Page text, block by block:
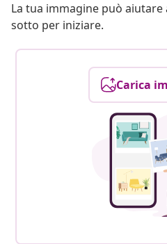
La tua immagine può
sotto per iniziare.
Carica